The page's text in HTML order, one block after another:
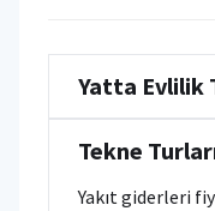
Yatta Evlilik
Tekne
Yakıt giderleri